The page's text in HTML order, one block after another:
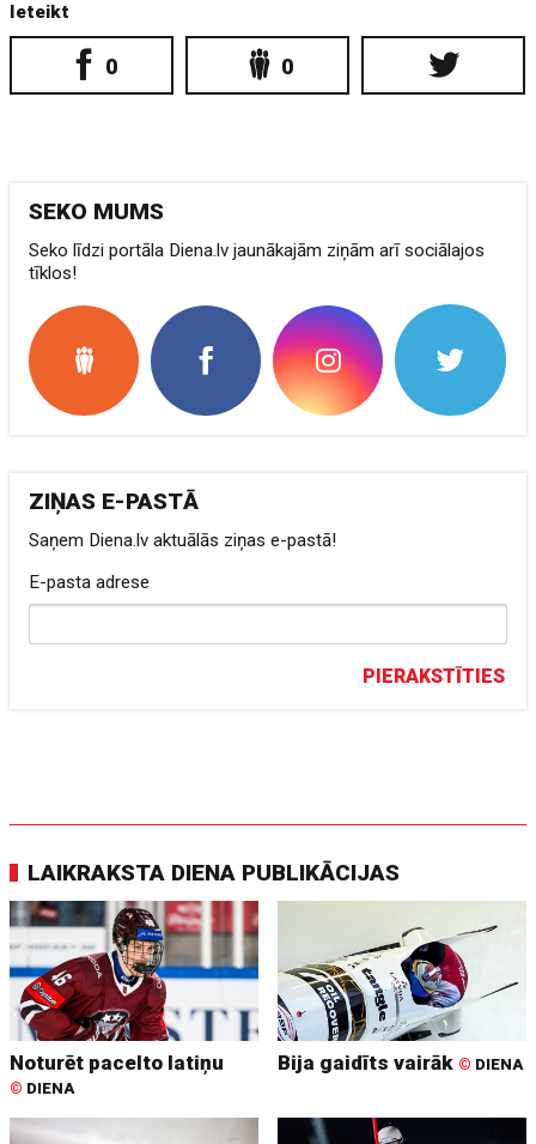
Ieteikt
0 0
SEKO MUMS
Seko līdzi portāla Diena.lv jaunākajām ziņām arī sociālajos
tīklos!
ZIŅAS E-PASTĀ
Saņem Diena.lv aktuālās ziņas e-pastā!
E-pasta adrese
PIERAKSTĪTIES
LAIKRAKSTA DIENA PUBLIKĀCIJAS
Noturēt pacelto latiņu
© DIENA
Bija gaidīts vairāk © DIENA